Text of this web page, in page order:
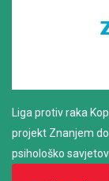
Liga protiv raka
projekt Znanjem
psihološko